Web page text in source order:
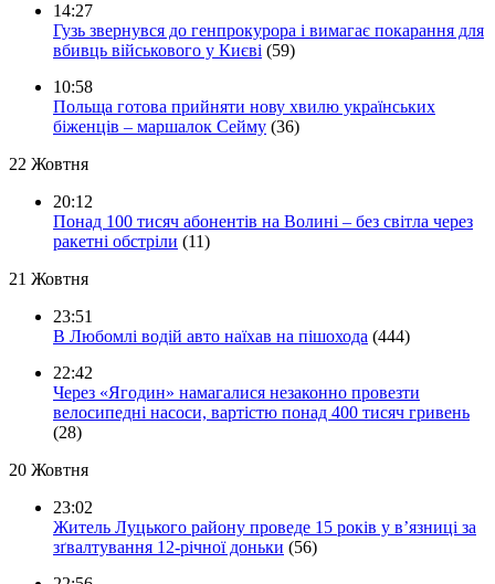
14:27
Гузь звернувся до генпрокурора і вимагає покарання для
вбивць військового у Києві (59)
10:58
Польща готова прийняти нову хвилю українських
біженців – маршалок Сейму (36)
22 Жовтня
20:12
Понад 100 тисяч абонентів на Волині – без світла через
ракетні обстріли (11)
21 Жовтня
23:51
В Любомлі водій авто наїхав на пішохода (444)
22:42
Через «Ягодин» намагалися незаконно провезти
велосипедні насоси, вартістю понад 400 тисяч гривень
(28)
20 Жовтня
23:02
Житель Луцького району проведе 15 років у в’язниці за
зґвалтування 12-річної доньки (56)